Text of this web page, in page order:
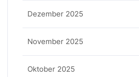
Dezember 2025
November 2025
Oktober 2025